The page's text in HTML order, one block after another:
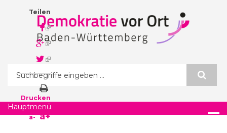
Suchformular
Hauptmenü
Teilen
(link is
external)
(link is
external)
external)
Drucken
a- a+